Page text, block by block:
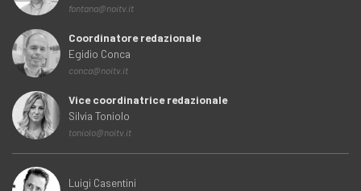
fontana@noitv.it
Coordinatore redazionale
Egidio Conca
conca@noitv.it
Vice coordinatrice redazionale
Silvia Toniolo
toniolo@noitv.it
Luigi Casentini